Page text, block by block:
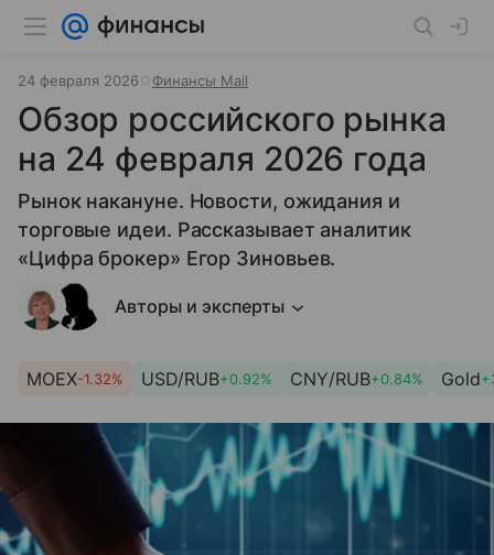
24 февраля 2026 Финансы Mail
Обзор российского рынка
на 24 февраля 2026 года
Рынок накануне. Новости, ожидания и
торговые идеи. Рассказывает аналитик
«Цифра брокер» Егор Зиновьев.
Авторы и эксперты
MOEX-1.32% USD/RUB+0.92% CNY/RUB+0.84% Gold